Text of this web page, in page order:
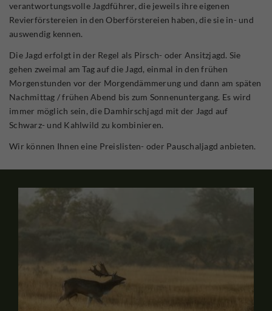
verantwortungsvolle Jagdführer, die jeweils ihre eigenen
Revierförstereien in den Oberförstereien haben, die sie in- und
auswendig kennen.
Die Jagd erfolgt in der Regel als Pirsch- oder Ansitzjagd. Sie
gehen zweimal am Tag auf die Jagd, einmal in den frühen
Morgenstunden vor der Morgendämmerung und dann am späten
Nachmittag / frühen Abend bis zum Sonnenuntergang. Es wird
immer möglich sein, die Damhirschjagd mit der Jagd auf
Schwarz- und Kahlwild zu kombinieren.
Wir können Ihnen eine Preislisten- oder Pauschaljagd anbieten.